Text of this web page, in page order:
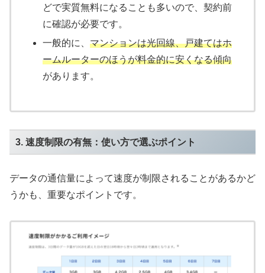
どで実質無料になることも多いので、契約前
に確認が必要です。
一般的に、マンションは光回線、戸建てはホ
ームルーターのほうが料金的に安くなる傾向
があります。
3. 速度制限の有無：使い方で選ぶポイント
データの通信量によって速度が制限されることがあるかど
うかも、重要なポイントです。